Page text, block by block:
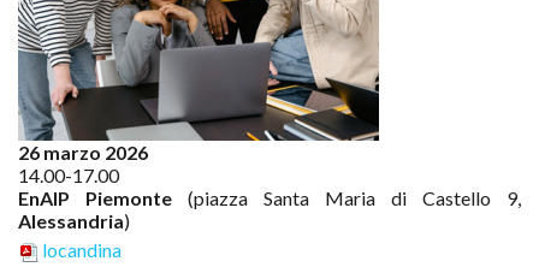
26 marzo 2026
14.00-17.00
EnAIP Piemonte (piazza Santa Maria di Castello 9,
Alessandria)
locandina